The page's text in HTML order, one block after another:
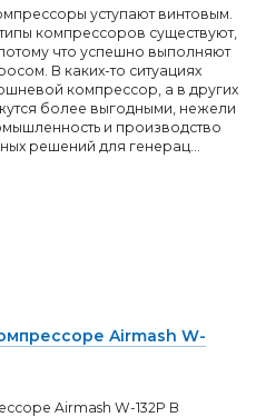
уступают винтовым.
компрессоров существуют,
что успешно выполняют
В каких-то ситуациях
компрессор, а в других
более выгодными, нежели
и производство
решений для генерац...
Airmash W-
Airmash W-132P В